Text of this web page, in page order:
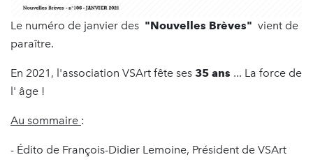
Le numéro de janvier des "Nouvelles Brèves" vient de
paraître.
En 2021, l'association VSArt fête ses 35 ans ... La force de
l' âge !
Au sommaire :
- Édito de François-Didier Lemoine, Président de VSArt